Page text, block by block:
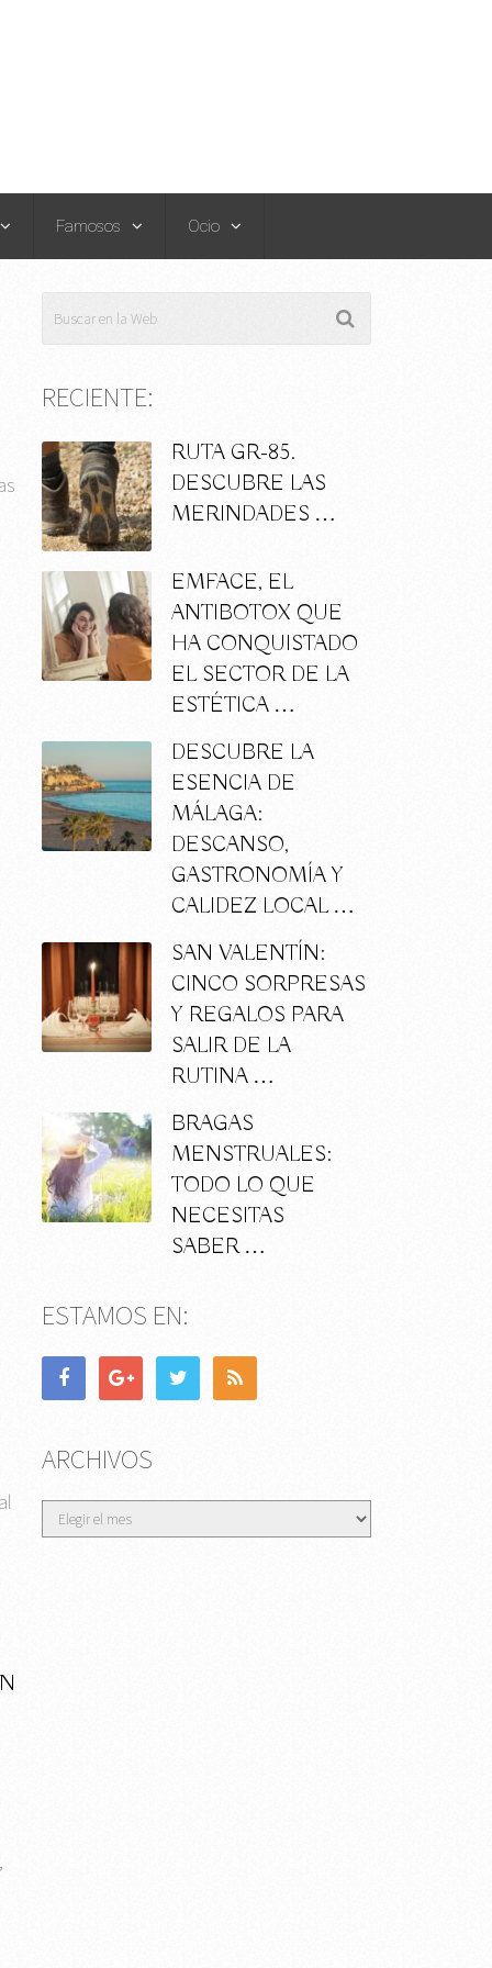
Famosos Ocio
RECIENTE:
RUTA GR-85.
DESCUBRE LAS
MERINDADES …
EMFACE, EL
ANTIBOTOX QUE
HA CONQUISTADO
EL SECTOR DE LA
ESTÉTICA …
DESCUBRE LA
ESENCIA DE
MÁLAGA:
DESCANSO,
GASTRONOMÍA Y
CALIDEZ LOCAL …
SAN VALENTÍN:
CINCO SORPRESAS
Y REGALOS PARA
SALIR DE LA
RUTINA …
BRAGAS
MENSTRUALES:
TODO LO QUE
NECESITAS
SABER …
ESTAMOS EN:
ARCHIVOS
Archivos